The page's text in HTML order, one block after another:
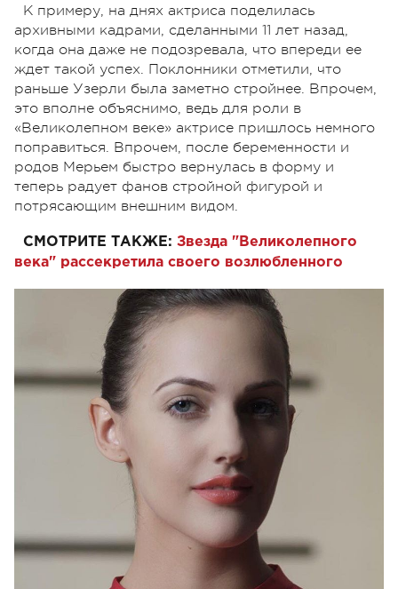
К примеру, на днях актриса поделилась
архивными кадрами, сделанными 11 лет назад,
когда она даже не подозревала, что впереди ее
ждет такой успех. Поклонники отметили, что
раньше Узерли была заметно стройнее. Впрочем,
это вполне объяснимо, ведь для роли в
«Великолепном веке» актрисе пришлось немного
поправиться. Впрочем, после беременности и
родов Мерьем быстро вернулась в форму и
теперь радует фанов стройной фигурой и
потрясающим внешним видом.
СМОТРИТЕ ТАКЖЕ: Звезда "Великолепного
века" рассекретила своего возлюбленного